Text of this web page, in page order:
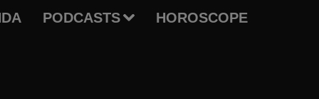
PODCASTS HOROSCOPE